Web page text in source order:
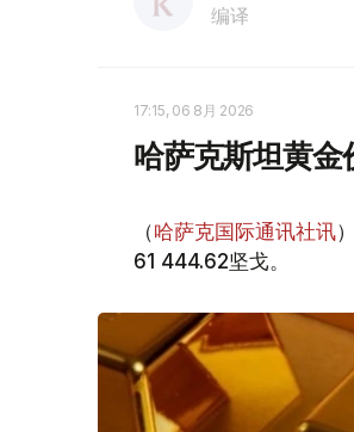
编译
17:15, 06 8月 2026
哈萨克斯坦黄金
（哈萨克国际通讯社讯
61 444.62坚戈。